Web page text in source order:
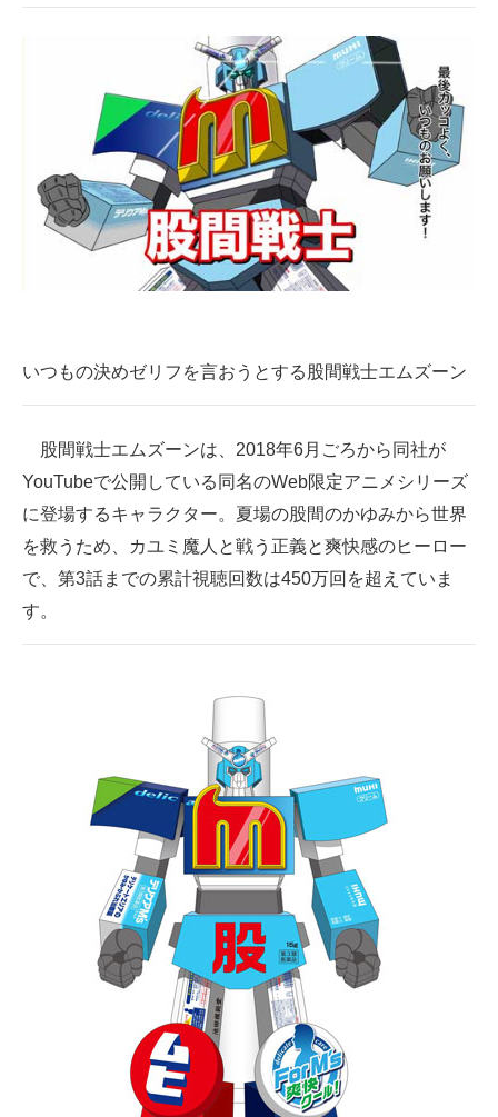
エネルギーの専門メディア
建設×テクノロジーの最前線
ちょっと気になるネットの話題
いつもの決めゼリフを言おうとする股間戦士エムズーン
股間戦士エムズーンは、2018年6月ごろから同社が
YouTubeで公開している同名のWeb限定アニメシリーズ
に登場するキャラクター。夏場の股間のかゆみから世界
を救うため、カユミ魔人と戦う正義と爽快感のヒーロー
で、第3話までの累計視聴回数は450万回を超えていま
す。